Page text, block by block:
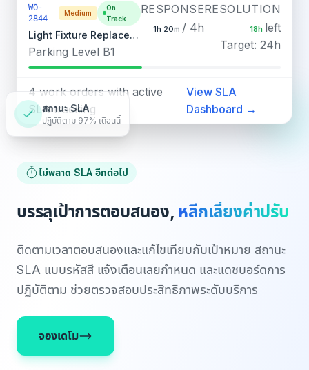
ไม่พลาด SLA อีกต่อไป
บรรลุเป้าการตอบสนอง, หลีกเลี่ยงค่าปรับ
ติดตามเวลาตอบสนองและแก้ไขเทียบกับเป้าหมาย สถานะ
SLA แบบรหัสสี แจ้งเตือนเลยกำหนด และแดชบอร์ดการ
ปฏิบัติตาม ช่วยตรวจสอบประสิทธิภาพระดับบริการ
จองเดโม
WO-
2844
Medium
On
Track
Parking Level B1
RESPONSE
1h 20m / 4h
RESOLUTION
18h left
Target: 24h
4 work orders with active
SLA tracking
View SLA
Dashboard →
สถานะ SLA
ปฏิบัติตาม 97% เดือนนี้